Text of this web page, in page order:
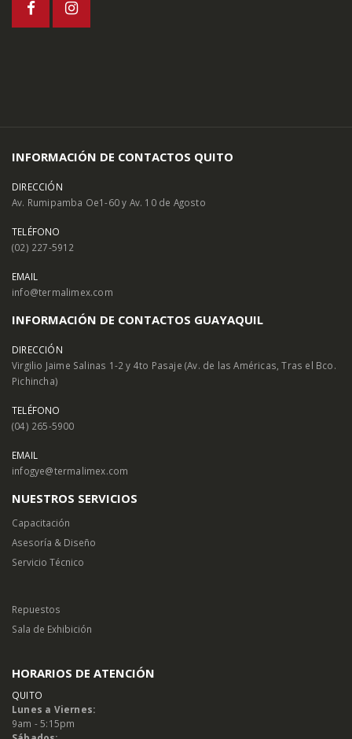
INFORMACIÓN DE CONTACTOS QUITO
DIRECCIÓN
Av. Rumipamba Oe1-60 y Av. 10 de Agosto
TELÉFONO
(02) 227-5912
EMAIL
info@termalimex.com
INFORMACIÓN DE CONTACTOS GUAYAQUIL
DIRECCIÓN
Virgilio Jaime Salinas 1-2 y 4to Pasaje (Av. de las Américas, Tras el Bco.
Pichincha)
TELÉFONO
(04) 265-5900
EMAIL
infogye@termalimex.com
NUESTROS SERVICIOS
Capacitación
Asesoría & Diseño
Servicio Técnico
Repuestos
Sala de Exhibición
HORARIOS DE ATENCIÓN
QUITO
Lunes a Viernes:
9am - 5:15pm